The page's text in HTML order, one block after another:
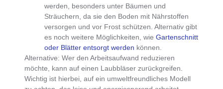
werden, besonders unter Bäumen und
Sträuchern, da sie den Boden mit Nährstoffen
versorgen und vor Frost schützen. Alternativ gibt
es noch weitere Möglichkeiten, wieGartenschnitt
oder Blätter entsorgt werden können.
Alternative: Wer den Arbeitsaufwand reduzieren
möchte, kann auf einen Laubbläser zurückgreifen.
Wichtig ist hierbei, auf ein umweltfreundliches Modell